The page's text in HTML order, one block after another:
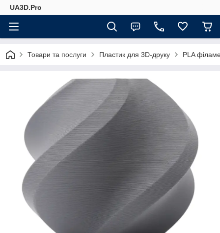
UA3D.Pro
Товари та послуги Пластик для 3D-друку PLA